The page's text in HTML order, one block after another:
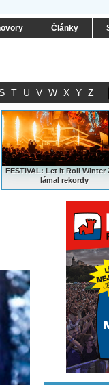
Články
T U V W X Y Z
FESTIVAL: Let It Roll Winter
lámal rekordy